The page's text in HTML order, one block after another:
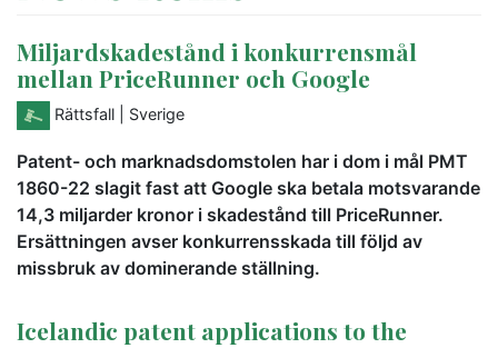
Miljardskadestånd i konkurrensmål
mellan PriceRunner och Google
Rättsfall | Sverige
Patent- och marknadsdomstolen har i dom i mål PMT
1860-22 slagit fast att Google ska betala motsvarande
14,3 miljarder kronor i skadestånd till PriceRunner.
Ersättningen avser konkurrensskada till följd av
missbruk av dominerande ställning.
Icelandic patent applications to the